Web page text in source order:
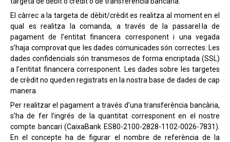
El càrrec a la targeta de dèbit/crèdit es realitza al moment en el
qual es realitza la comanda, a través de la passarel·la de
pagament de l’entitat financera corresponent i una vegada
s’haja comprovat que les dades comunicades són correctes. Les
dades confidencials són transmesos de forma encriptada (SSL)
a l’entitat financera corresponent. Les dades sobre les targetes
de crèdit no queden registrats en la nostra base de dades de cap
manera.
Per realitzar el pagament a través d’una transferència bancària,
s’ha de fer l’ingrés de la quantitat corresponent en el nostre
compte bancari (CaixaBank ES80-2100-2828-1102-0026-7831).
En el concepte ha de figurar el nombre de referència de la